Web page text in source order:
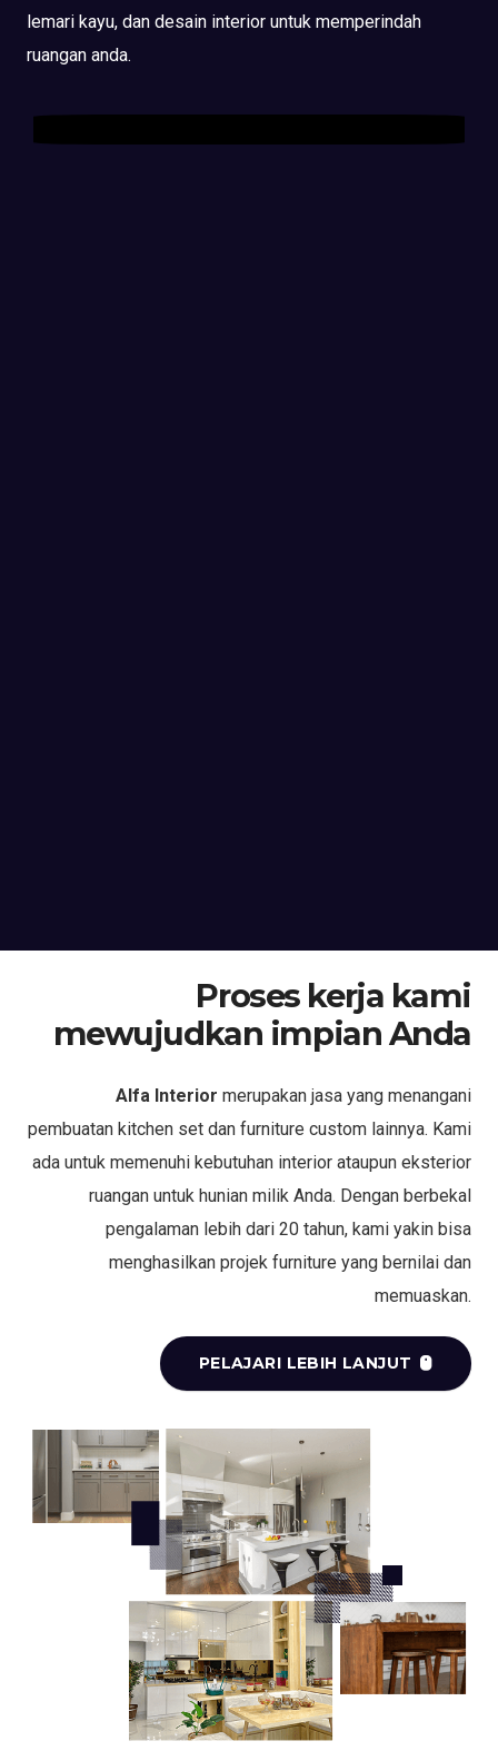
lemari kayu, dan desain interior untuk memperindah
ruangan anda.
Proses kerja kami
mewujudkan impian Anda
Alfa Interior merupakan jasa yang menangani
pembuatan kitchen set dan furniture custom lainnya. Kami
ada untuk memenuhi kebutuhan interior ataupun eksterior
ruangan untuk hunian milik Anda. Dengan berbekal
pengalaman lebih dari 20 tahun, kami yakin bisa
menghasilkan projek furniture yang bernilai dan
memuaskan.
PELAJARI LEBIH LANJUT